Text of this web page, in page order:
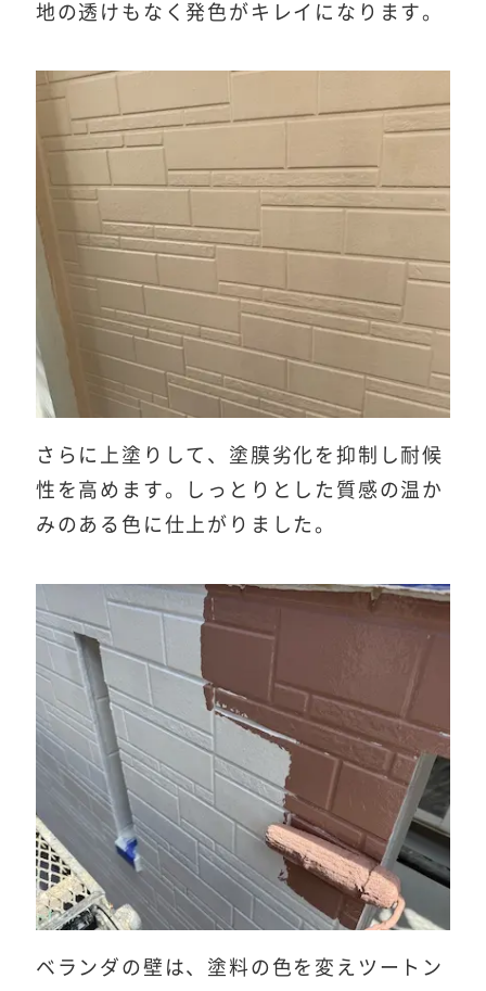
地の透けもなく発色がキレイになります。
さらに上塗りして、塗膜劣化を抑制し耐候
性を高めます。しっとりとした質感の温か
みのある色に仕上がりました。
ベランダの壁は、塗料の色を変えツートン